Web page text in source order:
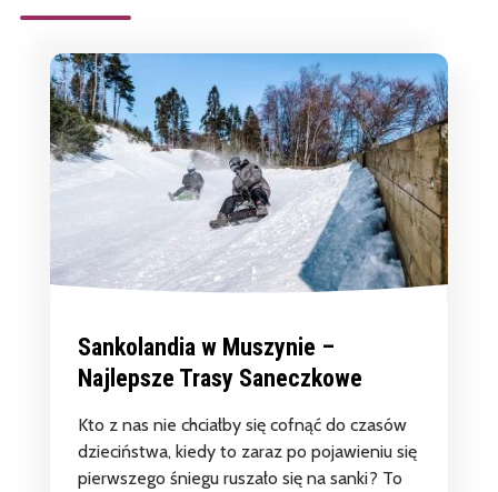
Sankolandia w Muszynie –
Najlepsze Trasy Saneczkowe
Kto z nas nie chciałby się cofnąć do czasów
dzieciństwa, kiedy to zaraz po pojawieniu się
pierwszego śniegu ruszało się na sanki? To